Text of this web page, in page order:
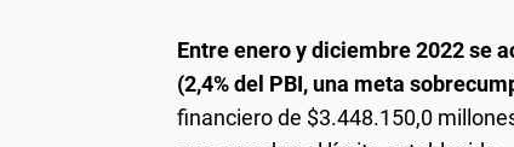
Entre enero y diciembre 2022 se
(2,4% del PBI, una meta
financiero de $3.448.150,0